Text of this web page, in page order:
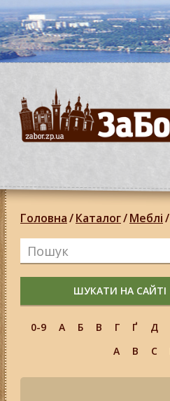
Головна/Каталог/Меблі/
ШУКАТИ НА САЙТІ
0-9 А Б В Г Ґ Д
A
B C